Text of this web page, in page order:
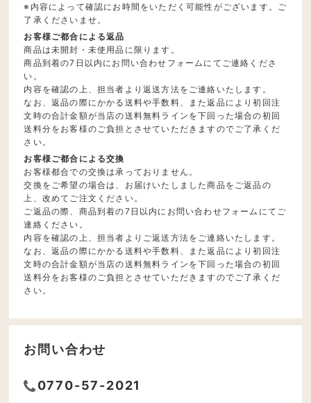
※内容によって確認にお時間をいただく可能性がございます。ご
了承くださいませ。
お客様ご都合による返品
商品は未開封・未使用品に限ります。
商品到着の7日以内にお問い合わせフォームにてご連絡くださ
い。
内容を確認の上、担当者より返送方法をご連絡いたします。
なお、返品の際にかかる送料や手数料、また返品により初回注
文時の合計金額が当店の送料無料ラインを下回った場合の初回
送料分をお客様のご負担とさせていただきますのでご了承くだ
さい。
お客様ご都合による交換
お客様都合での交換は承っておりません。
交換をご希望の場合は、お届けいたしました商品をご返品の
上、改めてご注文ください。
ご返品の際、商品到着の7日以内にお問い合わせフォームにてご
連絡ください。
内容を確認の上、担当者よりご返送方法をご連絡いたします。
なお、返品の際にかかる送料や手数料、また返品により初回注
文時の合計金額が当店の送料無料ラインを下回った場合の初回
送料分をお客様のご負担とさせていただきますのでご了承くだ
さい。
お問い合わせ
0770-57-2021